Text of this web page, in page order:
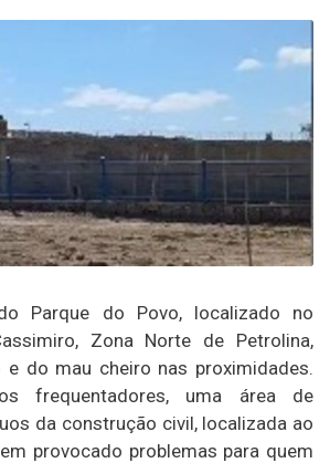
Parque do Povo, localizado no
Zona Norte de Petrolina,
do mau cheiro nas proximidades.
frequentadores, uma área de
da construção civil, localizada ao
provocado problemas para quem